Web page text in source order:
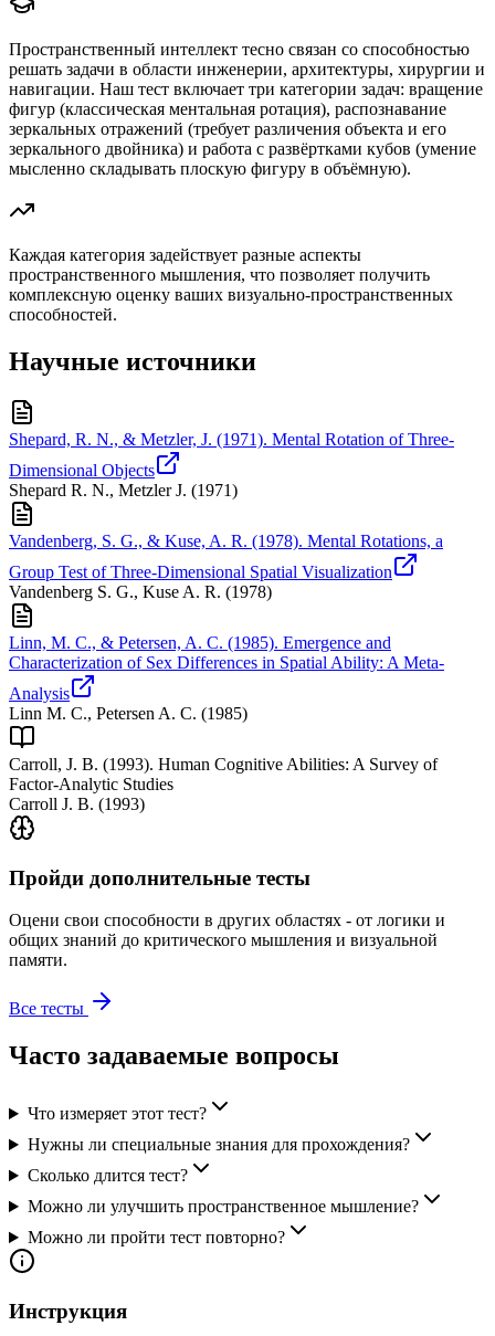
Пространственный интеллект тесно связан со способностью
решать задачи в области инженерии, архитектуры, хирургии и
навигации. Наш тест включает три категории задач: вращение
фигур (классическая ментальная ротация), распознавание
зеркальных отражений (требует различения объекта и его
зеркального двойника) и работа с развёртками кубов (умение
мысленно складывать плоскую фигуру в объёмную).
Каждая категория задействует разные аспекты
пространственного мышления, что позволяет получить
комплексную оценку ваших визуально-пространственных
способностей.
Научные источники
Shepard, R. N., & Metzler, J. (1971). Mental Rotation of Three-
Dimensional Objects
Shepard R. N., Metzler J. (1971)
Vandenberg, S. G., & Kuse, A. R. (1978). Mental Rotations, a
Group Test of Three-Dimensional Spatial Visualization
Vandenberg S. G., Kuse A. R. (1978)
Linn, M. C., & Petersen, A. C. (1985). Emergence and
Characterization of Sex Differences in Spatial Ability: A Meta-
Analysis
Linn M. C., Petersen A. C. (1985)
Carroll, J. B. (1993). Human Cognitive Abilities: A Survey of
Factor-Analytic Studies
Carroll J. B. (1993)
Пройди дополнительные тесты
Оцени свои способности в других областях - от логики и
общих знаний до критического мышления и визуальной
памяти.
Все тесты
Часто задаваемые вопросы
Что измеряет этот тест?
Нужны ли специальные знания для прохождения?
Сколько длится тест?
Можно ли улучшить пространственное мышление?
Можно ли пройти тест повторно?
Инструкция